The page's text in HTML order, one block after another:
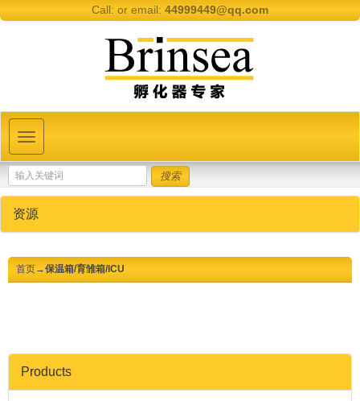
Call: or email: 44999449@qq.com
Toggle
navigation
资源
首页→保温箱/育雏箱/ICU
Products